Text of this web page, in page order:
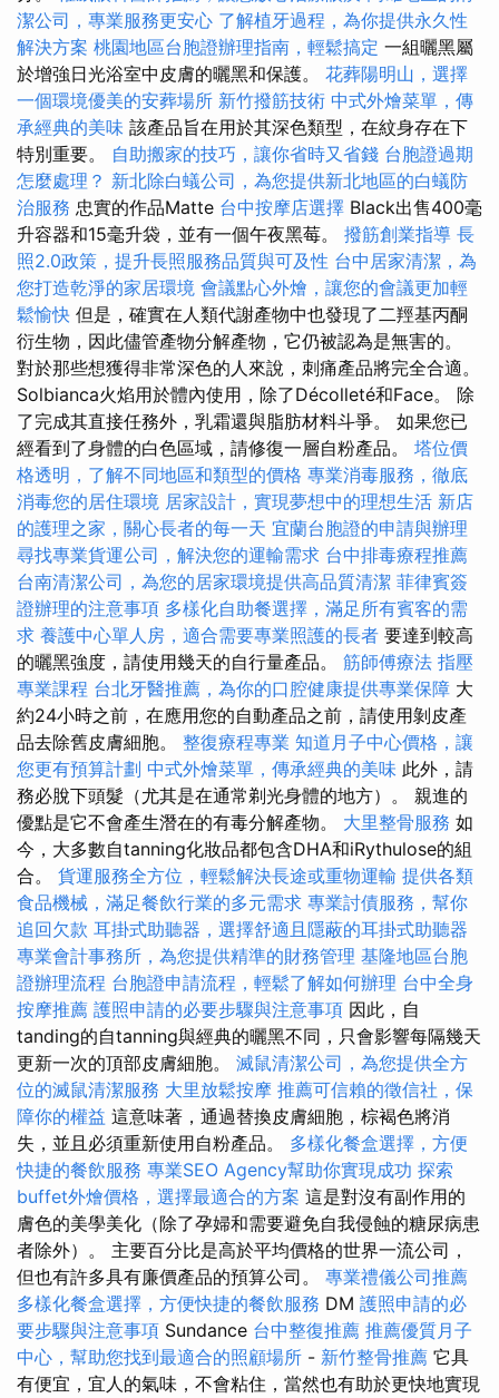
潔公司，專業服務更安心 了解植牙過程，為你提供永久性
解決方案 桃園地區台胞證辦理指南，輕鬆搞定 一組曬黑屬
於增強日光浴室中皮膚的曬黑和保護。 花葬陽明山，選擇
一個環境優美的安葬場所 新竹撥筋技術 中式外燴菜單，傳
承經典的美味 該產品旨在用於其深色類型，在紋身存在下
特別重要。 自助搬家的技巧，讓你省時又省錢 台胞證過期
怎麼處理？ 新北除白蟻公司，為您提供新北地區的白蟻防
治服務 忠實的作品Matte 台中按摩店選擇 Black出售400毫
升容器和15毫升袋，並有一個午夜黑莓。 撥筋創業指導 長
照2.0政策，提升長照服務品質與可及性 台中居家清潔，為
您打造乾淨的家居環境 會議點心外燴，讓您的會議更加輕
鬆愉快 但是，確實在人類代謝產物中也發現了二羥基丙酮
衍生物，因此儘管產物分解產物，它仍被認為是無害的。
對於那些想獲得非常深色的人來說，刺痛產品將完全合適。
Solbianca火焰用於體內使用，除了Décolleté和Face。 除
了完成其直接任務外，乳霜還與脂肪材料斗爭。 如果您已
經看到了身體的白色區域，請修復一層自粉產品。 塔位價
格透明，了解不同地區和類型的價格 專業消毒服務，徹底
消毒您的居住環境 居家設計，實現夢想中的理想生活 新店
的護理之家，關心長者的每一天 宜蘭台胞證的申請與辦理
尋找專業貨運公司，解決您的運輸需求 台中排毒療程推薦
台南清潔公司，為您的居家環境提供高品質清潔 菲律賓簽
證辦理的注意事項 多樣化自助餐選擇，滿足所有賓客的需
求 養護中心單人房，適合需要專業照護的長者 要達到較高
的曬黑強度，請使用幾天的自行量產品。 筋師傅療法 指壓
專業課程 台北牙醫推薦，為你的口腔健康提供專業保障 大
約24小時之前，在應用您的自動產品之前，請使用剝皮產
品去除舊皮膚細胞。 整復療程專業 知道月子中心價格，讓
您更有預算計劃 中式外燴菜單，傳承經典的美味 此外，請
務必脫下頭髮（尤其是在通常剃光身體的地方）。 親進的
優點是它不會產生潛在的有毒分解產物。 大里整骨服務 如
今，大多數自tanning化妝品都包含DHA和iRythulose的組
合。 貨運服務全方位，輕鬆解決長途或重物運輸 提供各類
食品機械，滿足餐飲行業的多元需求 專業討債服務，幫你
追回欠款 耳掛式助聽器，選擇舒適且隱蔽的耳掛式助聽器
專業會計事務所，為您提供精準的財務管理 基隆地區台胞
證辦理流程 台胞證申請流程，輕鬆了解如何辦理 台中全身
按摩推薦 護照申請的必要步驟與注意事項 因此，自
tanding的自tanning與經典的曬黑不同，只會影響每隔幾天
更新一次的頂部皮膚細胞。 滅鼠清潔公司，為您提供全方
位的滅鼠清潔服務 大里放鬆按摩 推薦可信賴的徵信社，保
障你的權益 這意味著，通過替換皮膚細胞，棕褐色將消
失，並且必須重新使用自粉產品。 多樣化餐盒選擇，方便
快捷的餐飲服務 專業SEO Agency幫助你實現成功 探索
buffet外燴價格，選擇最適合的方案 這是對沒有副作用的
膚色的美學美化（除了孕婦和需要避免自我侵蝕的糖尿病患
者除外）。 主要百分比是高於平均價格的世界一流公司，
但也有許多具有廉價產品的預算公司。 專業禮儀公司推薦
多樣化餐盒選擇，方便快捷的餐飲服務 DM 護照申請的必
要步驟與注意事項 Sundance 台中整復推薦 推薦優質月子
中心，幫助您找到最適合的照顧場所 - 新竹整骨推薦 它具
有便宜，宜人的氣味，不會粘住，當然也有助於更快地實現